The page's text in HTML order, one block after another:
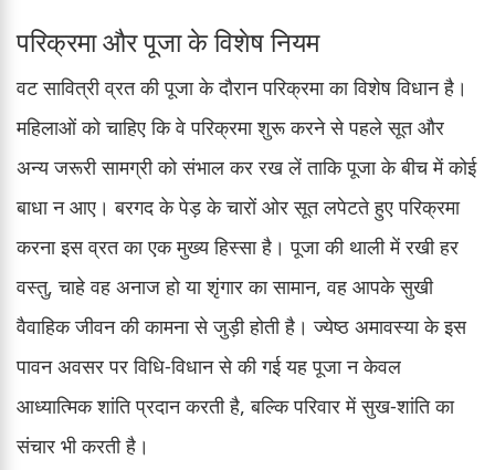
परिक्रमा और पूजा के विशेष नियम
वट सावित्री व्रत की पूजा के दौरान परिक्रमा का विशेष विधान है।
महिलाओं को चाहिए कि वे परिक्रमा शुरू करने से पहले सूत और
अन्य जरूरी सामग्री को संभाल कर रख लें ताकि पूजा के बीच में कोई
बाधा न आए। बरगद के पेड़ के चारों ओर सूत लपेटते हुए परिक्रमा
करना इस व्रत का एक मुख्य हिस्सा है। पूजा की थाली में रखी हर
वस्तु, चाहे वह अनाज हो या शृंगार का सामान, वह आपके सुखी
वैवाहिक जीवन की कामना से जुड़ी होती है। ज्येष्ठ अमावस्या के इस
पावन अवसर पर विधि-विधान से की गई यह पूजा न केवल
आध्यात्मिक शांति प्रदान करती है, बल्कि परिवार में सुख-शांति का
संचार भी करती है।